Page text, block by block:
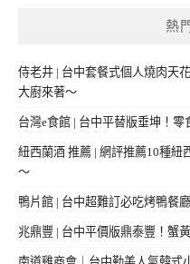
熱
侍老井 | 台中套餐式個人燒肉天
大廚來著～
台灣e食館 | 台中平替版垂坤！
紐西蘭酒 推薦 | 網評推薦10種
～
鴨片館 | 台中超難訂必吃烤鴨餐
兆鼎豐 | 台中平價版鼎泰豐！蟹